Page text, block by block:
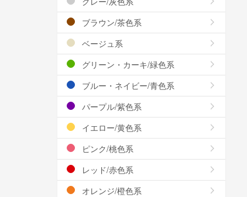
ブラウン/茶色系
ベージュ系
グリーン・カーキ/緑色系
ブルー・ネイビー/青色系
パープル/紫色系
イエロー/黄色系
ピンク/桃色系
レッド/赤色系
オレンジ/橙色系